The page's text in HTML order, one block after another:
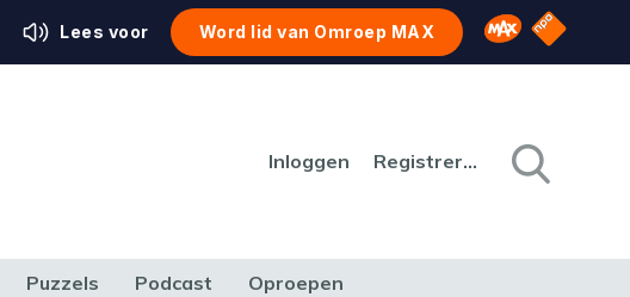
Lees voor Word lid van Omroep MAX Omroep MAX
NPO
Inloggen Registreren
Puzzels Podcast Oproepen